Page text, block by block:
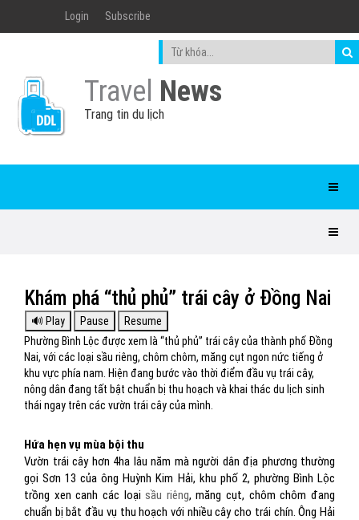
Login Subscribe
Travel News
Trang tin du lịch
Khám phá “thủ phủ” trái cây ở Đồng Nai
Phường Bình Lộc được xem là “thủ phủ” trái cây của thành phố Đồng
Nai, với các loại sầu riêng, chôm chôm, măng cụt ngon nức tiếng ở
khu vực phía nam. Hiện đang bước vào thời điểm đầu vụ trái cây,
nông dân đang tất bật chuẩn bị thu hoạch và khai thác du lịch sinh
thái ngay trên các vườn trái cây của mình.
Hứa hẹn vụ mùa bội thu
Vườn trái cây hơn 4ha lâu năm mà người dân địa phương thường
gọi Sơn 13 của ông Huỳnh Kim Hải, khu phố 2, phường Bình Lộc
trồng xen canh các loạisầu riêng, măng cụt, chôm chôm đang
chuẩn bị bắt đầu vụ thu hoạch với nhiều cây cho trái chín. Ông Hải